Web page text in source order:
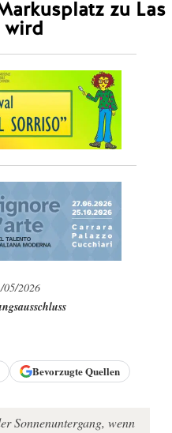
zu Las
wird
05/2026
Bevorzugte Quellen
Sonnenuntergang, wenn